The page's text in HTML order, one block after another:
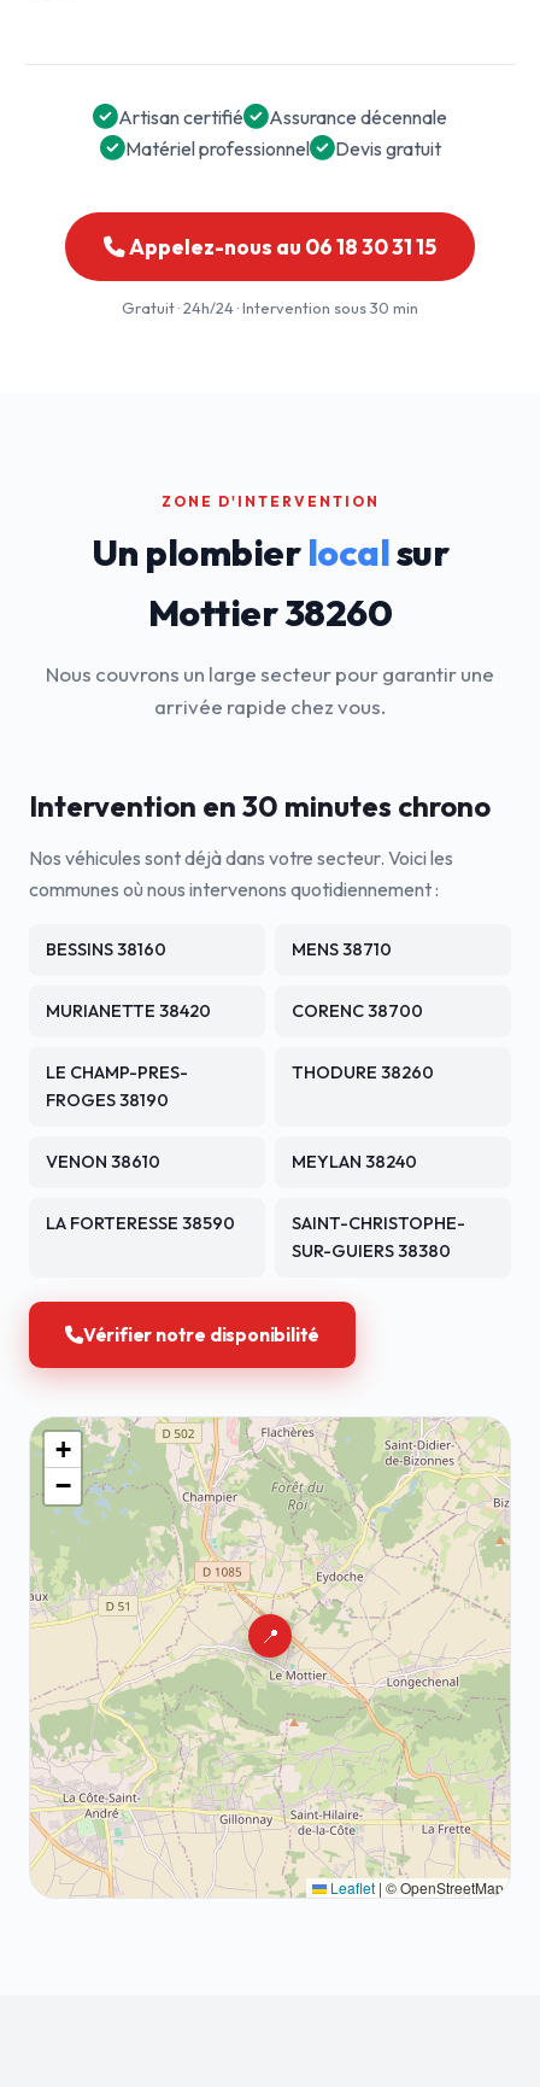
Artisan certifié
Assurance décennale
Matériel professionnel
Devis gratuit
Appelez-nous au 06 18 30 31 15
Gratuit · 24h/24 · Intervention sous 30 min
ZONE D'INTERVENTION
Un plombierlocalsur
Mottier 38260
Nous couvrons un large secteur pour garantir une
arrivée rapide chez vous.
Intervention en 30 minutes chrono
Nos véhicules sont déjà dans votre secteur. Voici les
communes où nous intervenons quotidiennement :
BESSINS 38160 MENS 38710
MURIANETTE 38420 CORENC 38700
LE CHAMP-PRES-
FROGES 38190
THODURE 38260
VENON 38610 MEYLAN 38240
LA FORTERESSE 38590
SAINT-CHRISTOPHE-
SUR-GUIERS 38380
Vérifier notre disponibilité
📍
+
−
Leaflet | © OpenStreetMap